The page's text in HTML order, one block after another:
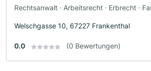
Rechtsanwalt · Arbeitsrecht · Erbrecht ·
Welschgasse 10, 67227 Frankenthal
0.0 (0 Bewertungen)